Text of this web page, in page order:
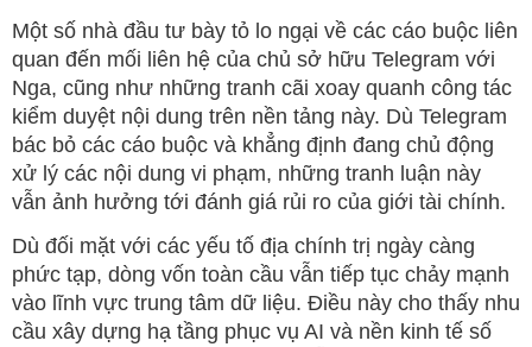
Một số nhà đầu tư bày tỏ lo ngại về các cáo buộc liên
quan đến mối liên hệ của chủ sở hữu Telegram với
Nga, cũng như những tranh cãi xoay quanh công tác
kiểm duyệt nội dung trên nền tảng này. Dù Telegram
bác bỏ các cáo buộc và khẳng định đang chủ động
xử lý các nội dung vi phạm, những tranh luận này
vẫn ảnh hưởng tới đánh giá rủi ro của giới tài chính.
Dù đối mặt với các yếu tố địa chính trị ngày càng
phức tạp, dòng vốn toàn cầu vẫn tiếp tục chảy mạnh
vào lĩnh vực trung tâm dữ liệu. Điều này cho thấy nhu
cầu xây dựng hạ tầng phục vụ AI và nền kinh tế số